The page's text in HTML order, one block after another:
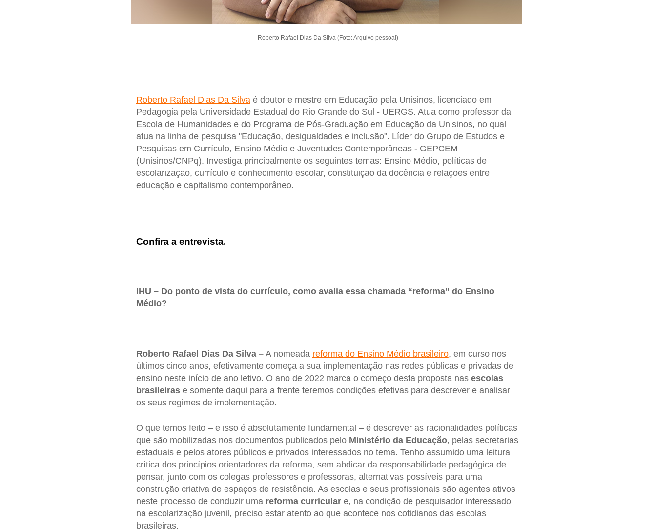
Roberto Rafael Dias Da Silva (Foto: Arquivo pessoal)
Roberto Rafael Dias Da Silvaé doutor e mestre em Educação pela Unisinos, licenciado em
Pedagogia pela Universidade Estadual do Rio Grande do Sul - UERGS. Atua como professor da
Escola de Humanidades e do Programa de Pós-Graduação em Educação da Unisinos, no qual
atua na linha de pesquisa "Educação, desigualdades e inclusão". Líder do Grupo de Estudos e
Pesquisas em Currículo, Ensino Médio e Juventudes Contemporâneas - GEPCEM
(Unisinos/CNPq). Investiga principalmente os seguintes temas: Ensino Médio, políticas de
escolarização, currículo e conhecimento escolar, constituição da docência e relações entre
educação e capitalismo contemporâneo.
Confira a entrevista.
IHU – Do ponto de vista do currículo, como avalia essa chamada “reforma” do Ensino
Médio?
Roberto Rafael Dias Da Silva –A nomeada reforma do Ensino Médio brasileiro, em curso nos
últimos cinco anos, efetivamente começa a sua implementação nas redes públicas e privadas de
ensino neste início de ano letivo. O ano de 2022 marca o começo desta proposta nas escolas
brasileirase somente daqui para a frente teremos condições efetivas para descrever e analisar
os seus regimes de implementação.
O que temos feito – e isso é absolutamente fundamental – é descrever as racionalidades políticas
que são mobilizadas nos documentos publicados pelo Ministério da Educação, pelas secretarias
estaduais e pelos atores públicos e privados interessados no tema. Tenho assumido uma leitura
crítica dos princípios orientadores da reforma, sem abdicar da responsabilidade pedagógica de
pensar, junto com os colegas professores e professoras, alternativas possíveis para uma
construção criativa de espaços de resistência. As escolas e seus profissionais são agentes ativos
neste processo de conduzir uma reforma curriculare, na condição de pesquisador interessado
na escolarização juvenil, preciso estar atento ao que acontece nos cotidianos das escolas
brasileiras.